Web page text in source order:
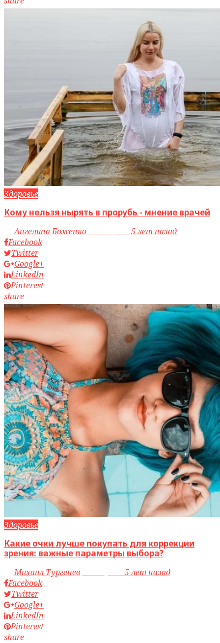
Здоровье
Кому нельзя нырять в прорубь - мнение врачей
byАнгелина Боженко
5 лет назад
Facebook
Twitter
Google+
LinkedIn
Pinterest
share
Здоровье
Какие очки лучше покупать для коррекции
зрения: важные параметры выбора?
byМихаил Тургенев
5 лет назад
Facebook
Twitter
Google+
LinkedIn
Pinterest
share